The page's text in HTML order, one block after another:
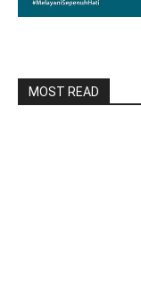
MOST READ